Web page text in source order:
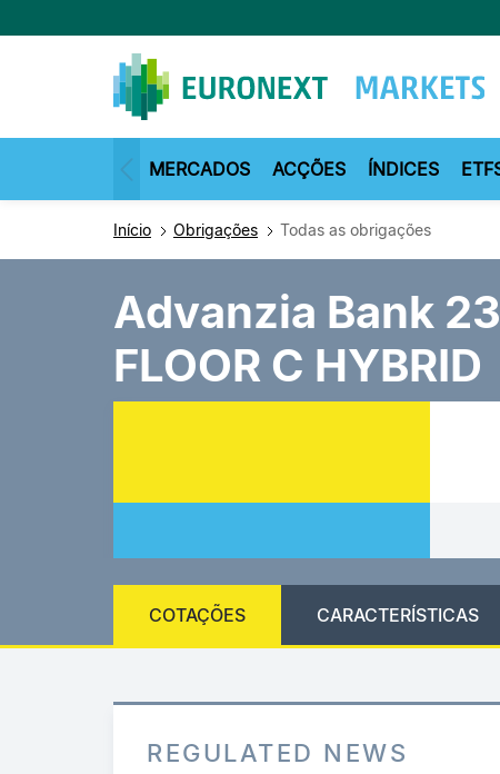
para
MERCADOS ACÇÕES ÍNDICES
Início Obrigações Todas as obrigações
Advanzia Bank
FLOOR C HYBRID
COTAÇÕES CARACTERÍSTICAS
REGULATED NEWS